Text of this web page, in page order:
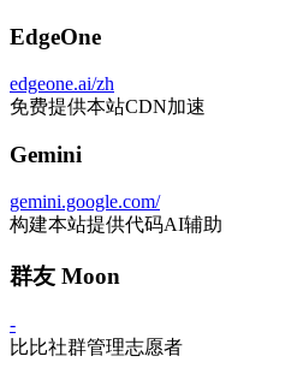
EdgeOne
edgeone.ai/zh
免费提供本站CDN加速
Gemini
gemini.google.com/
构建本站提供代码AI辅助
群友 Moon
-
比比社群管理志愿者